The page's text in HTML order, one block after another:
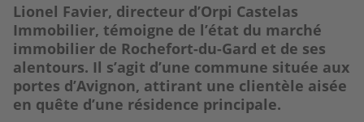
Lionel Favier, directeur d’Orpi Castelas
Immobilier, témoigne de l’état du marché
immobilier de Rochefort-du-Gard et de ses
alentours. Il s’agit d’une commune située aux
portes d’Avignon, attirant une clientèle aisée
en quête d’une résidence principale.